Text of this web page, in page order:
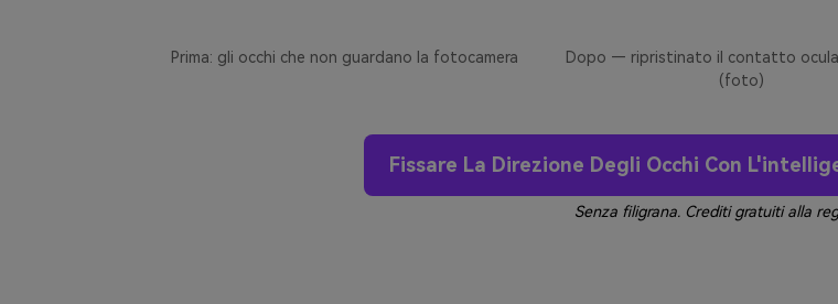
Prima: gli occhi che non guardano la fotocamera
Dopo — ripristinato il contatto
(foto)
Fissare La Direzione Degli Occhi Con
Senza filigrana. Crediti gratuiti alla